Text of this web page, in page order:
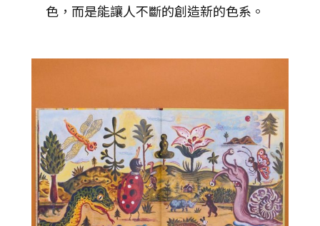
色，而是能讓人不斷的創造新的色系。